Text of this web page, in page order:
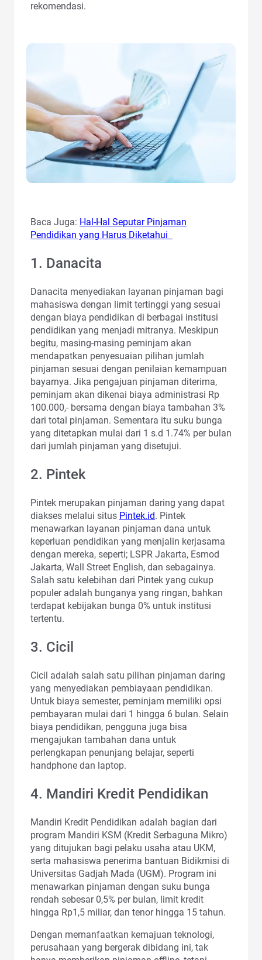
rekomendasi.
Baca Juga: Hal-Hal Seputar Pinjaman
Pendidikan yang Harus Diketahui
1. Danacita
Danacita menyediakan layanan pinjaman bagi
mahasiswa dengan limit tertinggi yang sesuai
dengan biaya pendidikan di berbagai institusi
pendidikan yang menjadi mitranya. Meskipun
begitu, masing-masing peminjam akan
mendapatkan penyesuaian pilihan jumlah
pinjaman sesuai dengan penilaian kemampuan
bayarnya. Jika pengajuan pinjaman diterima,
peminjam akan dikenai biaya administrasi Rp
100.000,- bersama dengan biaya tambahan 3%
dari total pinjaman. Sementara itu suku bunga
yang ditetapkan mulai dari 1 s.d 1.74% per bulan
dari jumlah pinjaman yang disetujui.
2. Pintek
Pintek merupakan pinjaman daring yang dapat
diakses melalui situs Pintek.id. Pintek
menawarkan layanan pinjaman dana untuk
keperluan pendidikan yang menjalin kerjasama
dengan mereka, seperti; LSPR Jakarta, Esmod
Jakarta, Wall Street English, dan sebagainya.
Salah satu kelebihan dari Pintek yang cukup
populer adalah bunganya yang ringan, bahkan
terdapat kebijakan bunga 0% untuk institusi
tertentu.
3. Cicil
Cicil adalah salah satu pilihan pinjaman daring
yang menyediakan pembiayaan pendidikan.
Untuk biaya semester, peminjam memiliki opsi
pembayaran mulai dari 1 hingga 6 bulan. Selain
biaya pendidikan, pengguna juga bisa
mengajukan tambahan dana untuk
perlengkapan penunjang belajar, seperti
handphone dan laptop.
4. Mandiri Kredit Pendidikan
Mandiri Kredit Pendidikan adalah bagian dari
program Mandiri KSM (Kredit Serbaguna Mikro)
yang ditujukan bagi pelaku usaha atau UKM,
serta mahasiswa penerima bantuan Bidikmisi di
Universitas Gadjah Mada (UGM). Program ini
menawarkan pinjaman dengan suku bunga
rendah sebesar 0,5% per bulan, limit kredit
hingga Rp1,5 miliar, dan tenor hingga 15 tahun.
Dengan memanfaatkan kemajuan teknologi,
perusahaan yang bergerak dibidang ini, tak